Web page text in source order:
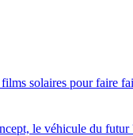
solaires pour faire
le véhicule du futur